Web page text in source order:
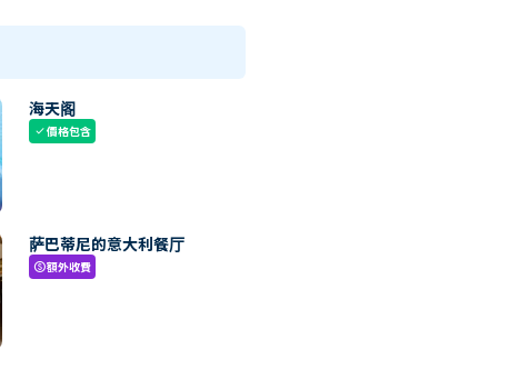
海天阁
check價格包含
萨巴蒂尼的意大利餐厅
paid額外收費